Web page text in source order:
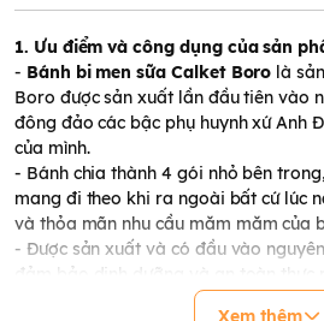
1. Ưu điểm và công dụng của sản
- Bánh bi men sữa Calket Boro là
Boro được sản xuất lần đầu tiên vào
đông đảo các bậc phụ huynh xứ Anh
của mình.
- Bánh chia thành 4 gói nhỏ bên
mang đi theo khi ra ngoài bất cứ lúc
và thỏa mãn nhu cầu măm măm của
- Được sản xuất và có đầu vào
đảm bảo dinh dưỡng và an toàn thực
- Bánh có thiết kế nhỏ, mềm và